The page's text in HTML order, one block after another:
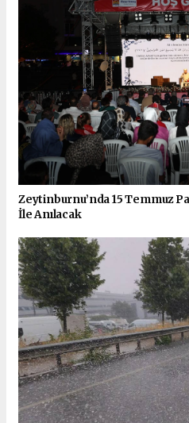
Zeytinburnu’nda 15 Temmuz
İle Anılacak